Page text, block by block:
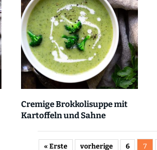
Cremige Brokkolisuppe mit
Kartoffeln und Sahne
« Erste vorherige 6 7